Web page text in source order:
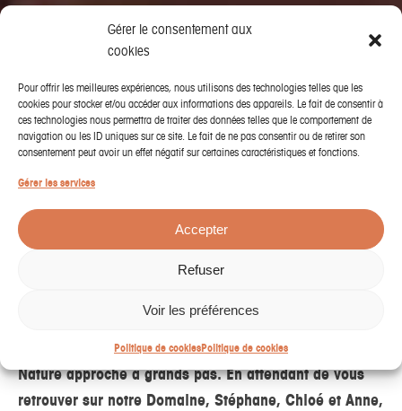
Gérer le consentement aux
cookies
Pour offrir les meilleures expériences, nous utilisons des technologies telles que les
cookies pour stocker et/ou accéder aux informations des appareils. Le fait de consentir à
ces technologies nous permettra de traiter des données telles que le comportement de
navigation ou les ID uniques sur ce site. Le fait de ne pas consentir ou de retirer son
consentement peut avoir un effet négatif sur certaines caractéristiques et fonctions.
Gérer les services
Accepter
Refuser
Voir les préférences
Politique de cookiesPolitique de cookies
Tic, tac, tic tac… L’ouverture de la saison Odyssée
Nature approche à grands pas. En attendant de vous
retrouver sur notre Domaine, Stéphane, Chloé et Anne,